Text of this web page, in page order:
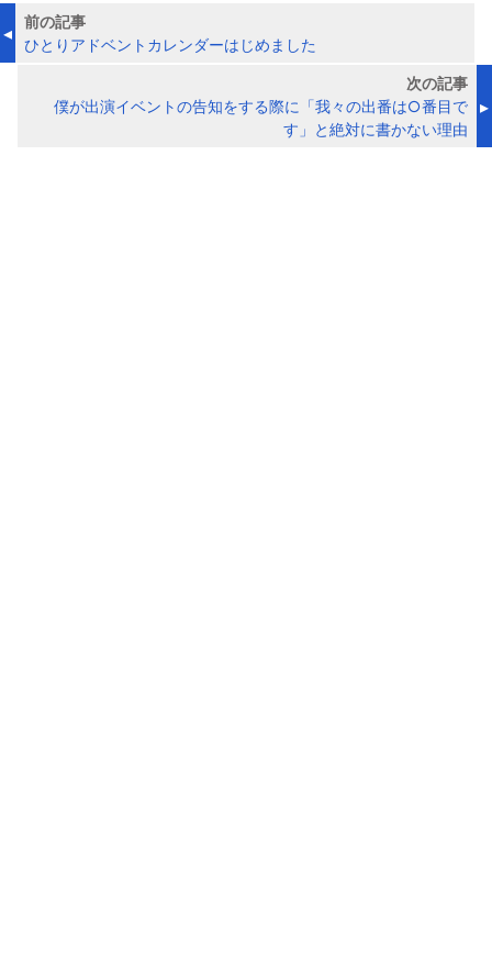
前の記事
ひとりアドベントカレンダーはじめました
次の記事
僕が出演イベントの告知をする際に「我々の出番は○番目で
す」と絶対に書かない理由